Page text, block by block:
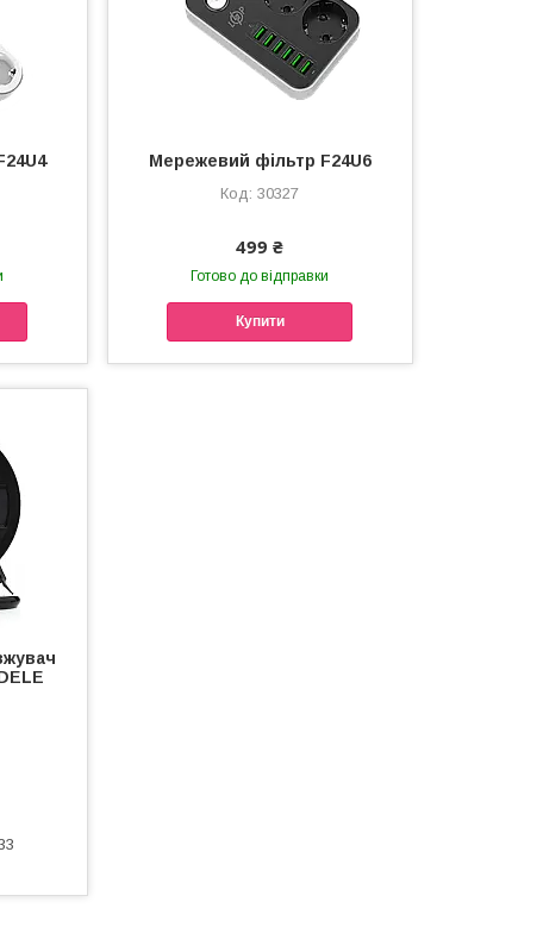
Мережевий фільтр F24U6
30327
499 ₴
Готово до відправки
Купити